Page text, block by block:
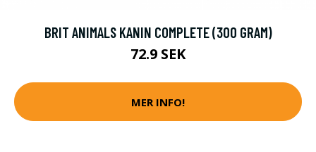
BRIT ANIMALS KANIN COMPLETE (300 GRAM)
72.9 SEK
MER INFO!